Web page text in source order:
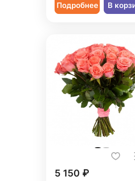
Подробнее В
5 150 ₽